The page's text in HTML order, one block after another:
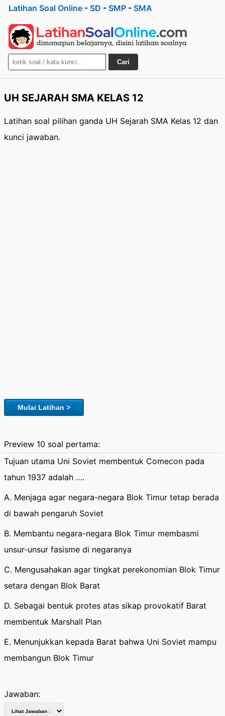
Latihan Soal Online - SD - SMP - SMA
Cari
UH SEJARAH SMA KELAS 12
Latihan soal pilihan ganda UH Sejarah SMA Kelas 12 dan
kunci jawaban.
Mulai Latihan >
Preview 10 soal pertama:
Tujuan utama Uni Soviet membentuk Comecon pada
tahun 1937 adalah ….
A. Menjaga agar negara-negara Blok Timur tetap berada
di bawah pengaruh Soviet
B. Membantu negara-negara Blok Timur membasmi
unsur-unsur fasisme di negaranya
C. Mengusahakan agar tingkat perekonomian Blok Timur
setara dengan Blok Barat
D. Sebagai bentuk protes atas sikap provokatif Barat
membentuk Marshall Plan
E. Menunjukkan kepada Barat bahwa Uni Soviet mampu
membangun Blok Timur
Jawaban: